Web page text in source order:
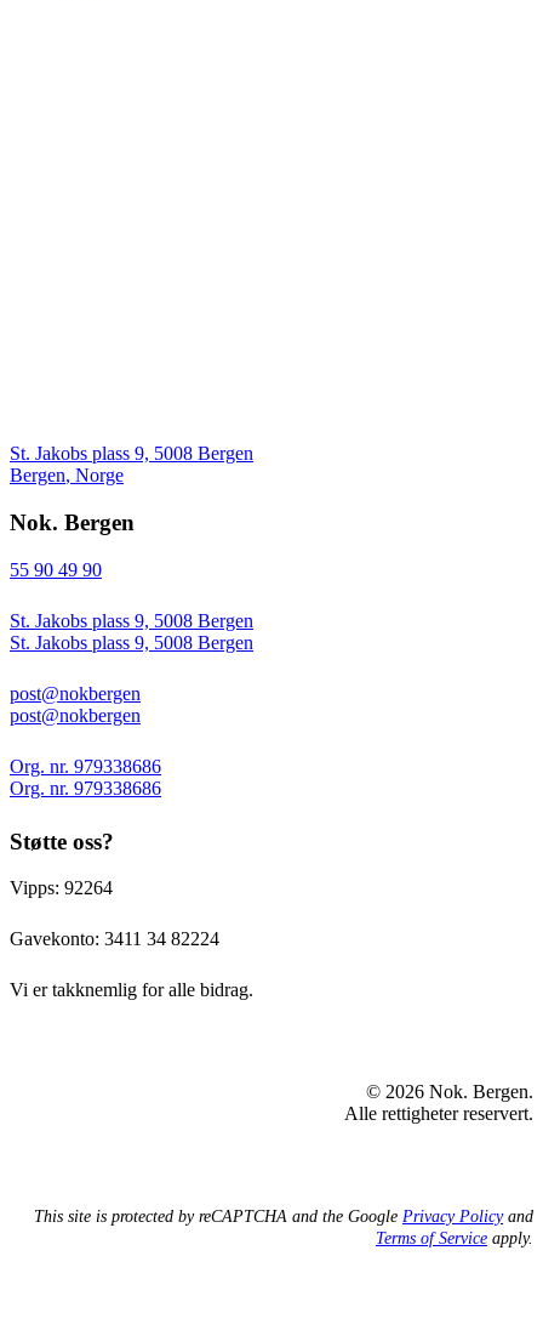
St. Jakobs plass 9, 5008 Bergen
Bergen, Norge
Nok. Bergen
55 90 49 90
St. Jakobs plass 9, 5008 Bergen
St. Jakobs plass 9, 5008 Bergen
post@nokbergen
post@nokbergen
Org. nr. 979338686
Org. nr. 979338686
Støtte oss?
Vipps: 92264
Gavekonto: 3411 34 82224
Vi er takknemlig for alle bidrag.
© 2026 Nok. Bergen.
Alle rettigheter reservert.
This site is protected by reCAPTCHA and the Google Privacy Policyand
Terms of Service apply.